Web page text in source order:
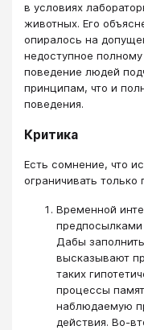
в условиях
животных. Его
опиралось на
недоступное
поведение людей
принципам, что и
поведения.
Критика
Есть сомнение, что
ограничивать
Временной
Дабы
высказывают
таких
процессы
наблюдаемую
действия. Во-